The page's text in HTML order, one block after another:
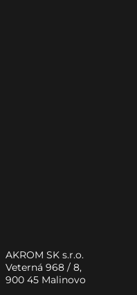
AKROM SK s.r.o.
Veterná 968 / 8,
900 45 Malinovo